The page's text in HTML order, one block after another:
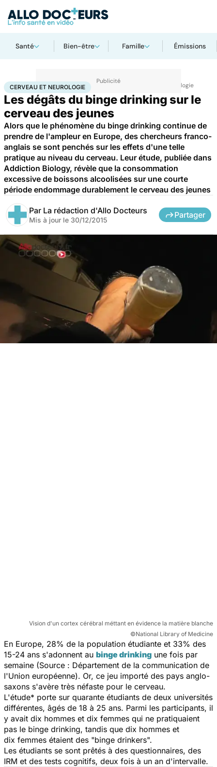
Santé Bien-être Famille Émissions
AccueilSantéMaladiesMaladies neurologiques Cerveau et neurologie
CERVEAU ET NEUROLOGIE
Les dégâts du binge drinking sur le
cerveau des jeunes
Alors que le phénomène du binge drinking continue de
prendre de l'ampleur en Europe, des chercheurs franco-
anglais se sont penchés sur les effets d'une telle
pratique au niveau du cerveau. Leur étude, publiée dans
Addiction Biology, révèle que la consommation
excessive de boissons alcoolisées sur une courte
période endommage durablement le cerveau des jeunes
Par La rédaction d'Allo Docteurs
Mis à jour le 30/12/2015
Partager
Vision d'un cortex cérébral méttant en évidence la matière blanche
©National Library of Medicine
En Europe, 28% de la population étudiante et 33% des
15-24 ans s'adonnent au binge drinking une fois par
semaine (Source : Département de la communication de
l'Union européenne). Or, ce jeu importé des pays anglo-
saxons s'avère très néfaste pour le cerveau.
L'étude* porte sur quarante étudiants de deux universités
différentes, âgés de 18 à 25 ans. Parmi les participants, il
y avait dix hommes et dix femmes qui ne pratiquaient
pas le binge drinking, tandis que dix hommes et
dix femmes étaient des "binge drinkers".
Les étudiants se sont prêtés à des questionnaires, des
IRM et des tests cognitifs, deux fois à un an d'intervalle.